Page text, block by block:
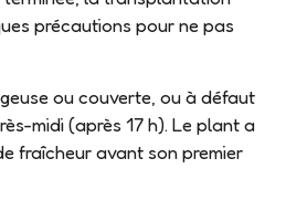
précautions pour ne pas
ou couverte , ou à défaut
midi (après 17 h). Le plant a
fraîcheur avant son premier